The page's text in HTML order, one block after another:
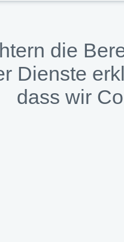
die
Dienste
dass wir